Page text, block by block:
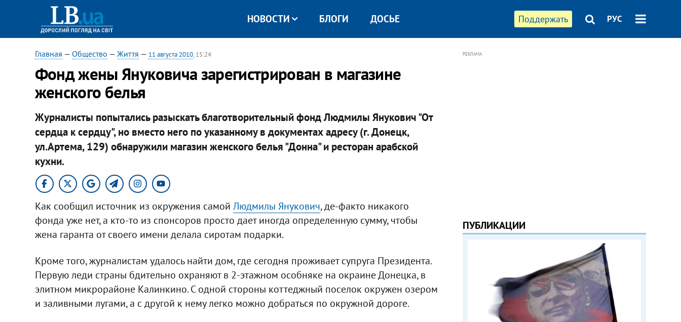
Поддержать РУС
НОВОСТИ БЛОГИ ДОСЬЕ
Главная — Общество — Життя — 11 августа 2010, 15:24
Фонд жены Януковича зарегистрирован в магазине
женского белья
Журналисты попытались разыскать благотворительный фонд Людмилы Янукович "От
сердца к сердцу", но вместо него по указанному в документах адресу (г. Донецк,
ул.Артема, 129) обнаружили магазин женского белья "Донна" и ресторан арабской
кухни.
Как сообщил источник из окружения самой Людмилы Янукович, де-факто никакого
фонда уже нет, а кто-то из спонсоров просто дает иногда определенную сумму, чтобы
жена гаранта от своего имени делала сиротам подарки.
Кроме того, журналистам удалось найти дом, где сегодня проживает супруга Президента.
Первую леди страны бдительно охраняют в 2-этажном особняке на окраине Донецка, в
элитном микрорайоне Калинкино. С одной стороны коттеджный поселок окружен озером
и заливными лугами, а с другой к нему легко можно добраться по окружной дороге.
РЕКЛАМА
ПУБЛИКАЦИИ